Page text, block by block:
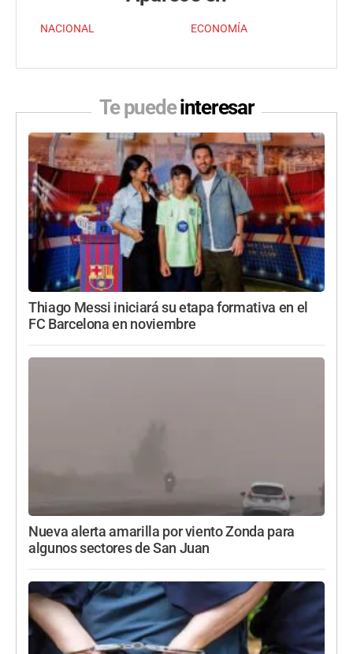
NACIONAL ECONOMÍA
Te puedeinteresar
Thiago Messi iniciará su etapa formativa en el
FC Barcelona en noviembre
Nueva alerta amarilla por viento Zonda para
algunos sectores de San Juan